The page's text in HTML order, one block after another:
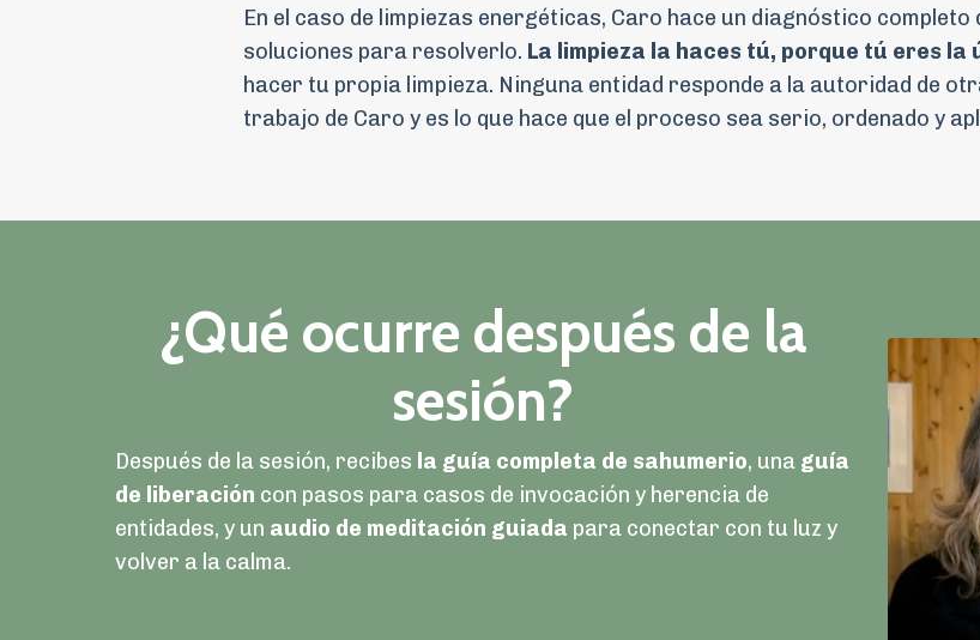
En el caso de limpiezas energéticas, Caro hace un diagnóstico completo
soluciones para resolverlo. La limpieza la haces tú, porque tú eres
hacer tu propia limpieza. Ninguna entidad responde a la autoridad de
trabajo de Caro y es lo que hace que el proceso sea serio, ordenado y
¿Qué ocurre después de la
sesión?
Después de la sesión, recibes la guía completa de sahumerio, una guía
de liberación con pasos para casos de invocación y herencia de
entidades, y un audio de meditación guiada para conectar con tu luz y
volver a la calma.